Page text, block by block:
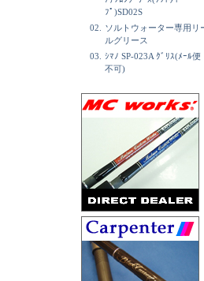
ﾌﾟ)SD02S
02.
ソルトウォーター専用リ
ルグリース
03.
ｼﾏﾉ SP-023A ｸﾞﾘｽ(ﾒｰﾙ便
不可)